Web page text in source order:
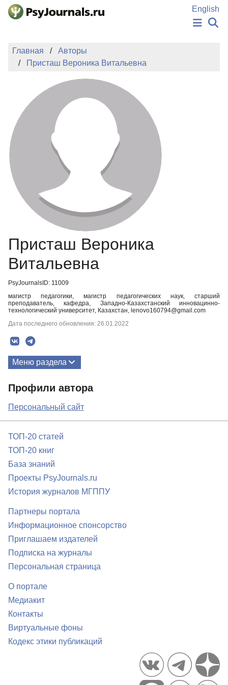
Перейти к основному содержанию
English
ИЗДАНИЯ
ПОДАТЬ РУКОПИСЬ
БАЗА ЗНАНИЙ
КЛЮЧЕВЫЕ СЛОВА
Регистрация
Главная
Авторы
Присташ Вероника Витальевна
Присташ Вероника
Витальевна
PsyJournalsID: 11009
магистр педагогики, магистр педагогических наук, старший
преподаватель, кафедра, Западно-Казахстанский инновацинно-
технологический университет, Казахстан, lenovo160794@gmail.com
Дата последнего обновления: 26.01.2022
Меню раздела
Публикации
Биография
Профили автора
Персональный сайт
ТОП-20 статей
ТОП-20 книг
База знаний
Проекты PsyJournals.ru
История журналов МГППУ
Партнеры портала
Информационное спонсорство
Приглашаем издателей
Подписка на журналы
Персональная страница
О портале
Медиакит
Контакты
Виртуальные фоны
Кодекс этики публикаций